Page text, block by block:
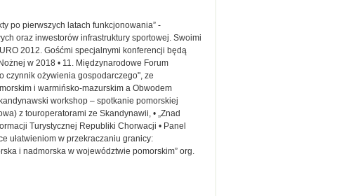
po pierwszych latach funkcjonowania” -
oraz inwestorów infrastruktury sportowej. Swoimi
2012. Gośćmi specjalnymi konferencji będą
w 2018 • 11. Międzynarodowe Forum
czynnik ożywienia gospodarczego", ze
i warmińsko-mazurskim a Obwodem
workshop – spotkanie pomorskiej
z touroperatorami ze Skandynawii, • „Znad
Turystycznej Republiki Chorwacji • Panel
ułatwieniom w przekraczaniu granicy:
i nadmorska w województwie pomorskim” org.